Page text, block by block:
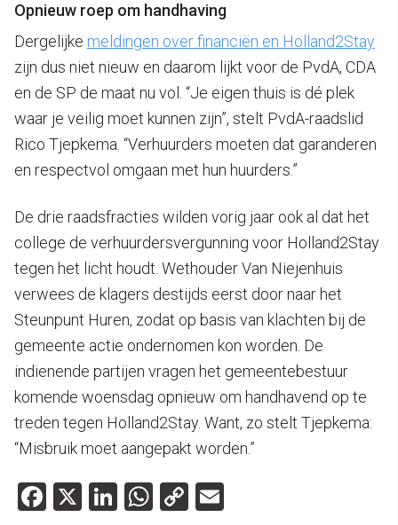
Opnieuw roep om handhaving
Dergelijke meldingen over financiën en Holland2Stay
zijn dus niet nieuw en daarom lijkt voor de PvdA, CDA
en de SP de maat nu vol. “Je eigen thuis is dé plek
waar je veilig moet kunnen zijn”, stelt PvdA-raadslid
Rico Tjepkema. “Verhuurders moeten dat garanderen
en respectvol omgaan met hun huurders.”
De drie raadsfracties wilden vorig jaar ook al dat het
college de verhuurdersvergunning voor Holland2Stay
tegen het licht houdt. Wethouder Van Niejenhuis
verwees de klagers destijds eerst door naar het
Steunpunt Huren, zodat op basis van klachten bij de
gemeente actie ondernomen kon worden. De
indienende partijen vragen het gemeentebestuur
komende woensdag opnieuw om handhavend op te
treden tegen Holland2Stay. Want, zo stelt Tjepkema:
“Misbruik moet aangepakt worden.”
Facebook
X LinkedIn
WhatsApp
Copy